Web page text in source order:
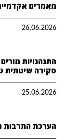
מאמרים
26.06.2026
התנהגויות
סקירה שיטתית
25.06.2026
הערכת התרבות